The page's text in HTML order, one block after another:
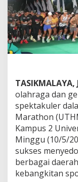
a
B
e
r
p
a
S
p
e
k
t
a
k
u
l
e
r
TASIKMALAYA,
olahraga dan
spektakuler
Marathon
Kampus 2
Minggu (10/5/
sukses
berbagai
kebangkitan